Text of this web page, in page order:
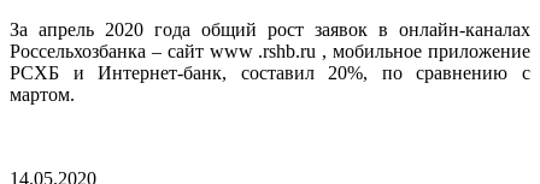
За апрель 2020 года общий рост заявок в онлайн-каналах
Россельхозбанка – сайт www .rshb.ru , мобильное приложение
РСХБ и Интернет-банк, составил 20%, по сравнению с
мартом.
14.05.2020